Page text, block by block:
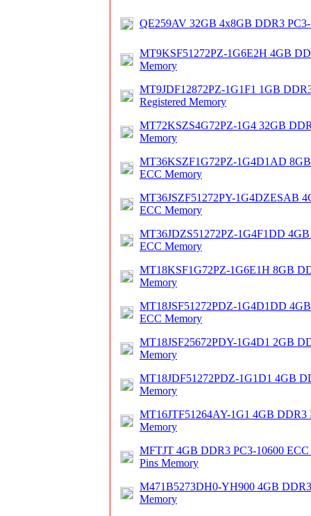
QE259AV 32GB 4x8GB DDR3
MT9KSF51272PZ-1G6E2H 4GB
Memory
MT9JDF12872PZ-1G1F1 1GB
Registered Memory
MT72KSZS4G72PZ-1G4 32GB
Memory
MT36KSZF1G72PZ-1G4D1AD
ECC Memory
MT36JSZF51272PY-1G4DZESAB
ECC Memory
MT36JDZS51272PZ-1G4F1DD
ECC Memory
MT18KSF1G72PZ-1G6E1H 8GB
Memory
MT18JSF51272PDZ-1G4D1DD
ECC Memory
MT18JSF25672PDY-1G4D1 2GB
Memory
MT18JDF51272PDZ-1G1D1 4GB
Memory
MT16JTF51264AY-1G1 4GB DDR3
Memory
MFTJT 4GB DDR3 PC3-10600
Pins Memory
M471B5273DH0-YH900 4GB
Memory